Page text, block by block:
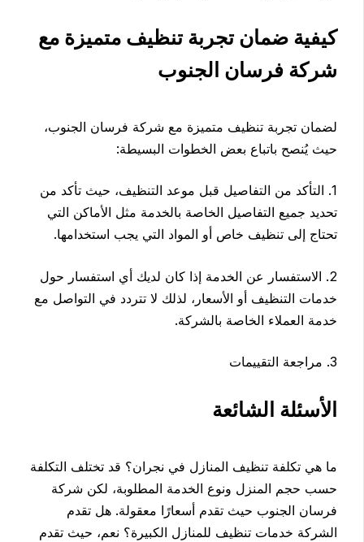
كيفية ضمان تجربة تنظيف متميزة مع
شركة فرسان الجنوب
لضمان تجربة تنظيف متميزة مع شركة فرسان الجنوب،
حيث يُنصح باتباع بعض الخطوات البسيطة:
1. التأكد من التفاصيل قبل موعد التنظيف، حيث تأكد من
تحديد جميع التفاصيل الخاصة بالخدمة مثل الأماكن التي
تحتاج إلى تنظيف خاص أو المواد التي يجب استخدامها.
2. الاستفسار عن الخدمة إذا كان لديك أي استفسار حول
خدمات التنظيف أو الأسعار، لذلك لا تتردد في التواصل مع
خدمة العملاء الخاصة بالشركة.
الأسئلة الشائعة
ما هي تكلفة تنظيف المنازل في نجران؟ قد تختلف التكلفة
حسب حجم المنزل ونوع الخدمة المطلوبة، لكن شركة
فرسان الجنوب حيث تقدم أسعارًا معقولة. هل تقدم
الشركة خدمات تنظيف للمنازل الكبيرة؟ نعم، حيث تقدم